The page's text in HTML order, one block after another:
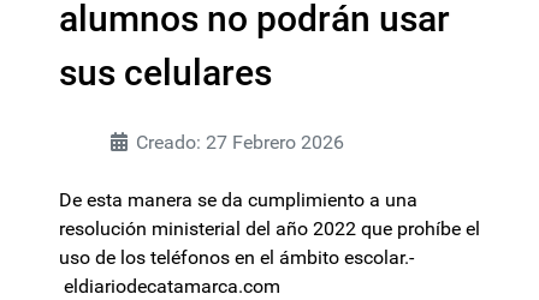
alumnos no podrán usar
sus celulares
Creado: 27 Febrero 2026
De esta manera se da cumplimiento a una
resolución ministerial del año 2022 que prohíbe el
uso de los teléfonos en el ámbito escolar.-
eldiariodecatamarca.com